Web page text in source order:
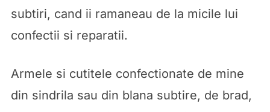
subtiri, cand ii ramaneau de la micile lui
confectii si reparatii.
Armele si cutitele confectionate de mine
din sindrila sau din blana subtire, de brad,